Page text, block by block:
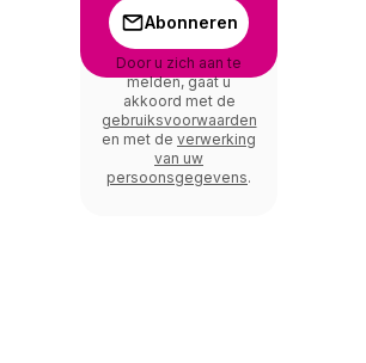
Abonneren
Door u zich aan te
melden, gaat u
akkoord met de
gebruiksvoorwaarden
en met de verwerking
van uw
persoonsgegevens.